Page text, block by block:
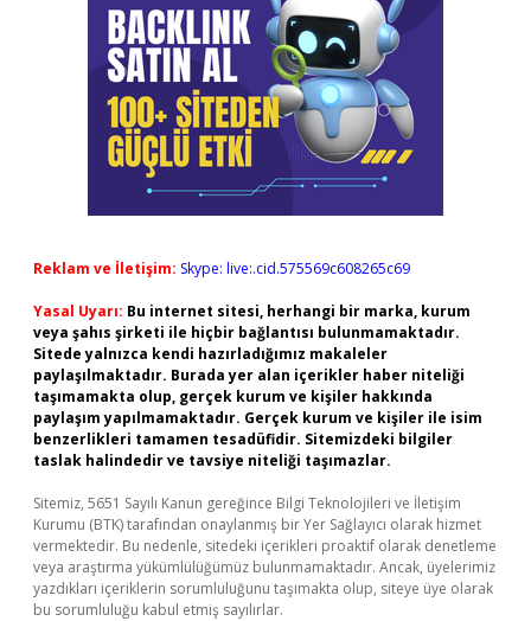
Reklam ve İletişim: Skype: live:.cid.575569c608265c69
Yasal Uyarı: Bu internet sitesi, herhangi bir marka, kurum
veya şahıs şirketi ile hiçbir bağlantısı bulunmamaktadır.
Sitede yalnızca kendi hazırladığımız makaleler
paylaşılmaktadır. Burada yer alan içerikler haber niteliği
taşımamakta olup, gerçek kurum ve kişiler hakkında
paylaşım yapılmamaktadır. Gerçek kurum ve kişiler ile isim
benzerlikleri tamamen tesadüfidir. Sitemizdeki bilgiler
taslak halindedir ve tavsiye niteliği taşımazlar.
Sitemiz, 5651 Sayılı Kanun gereğince Bilgi Teknolojileri ve İletişim
Kurumu (BTK) tarafından onaylanmış bir Yer Sağlayıcı olarak hizmet
vermektedir. Bu nedenle, sitedeki içerikleri proaktif olarak denetleme
veya araştırma yükümlülüğümüz bulunmamaktadır. Ancak, üyelerimiz
yazdıkları içeriklerin sorumluluğunu taşımakta olup, siteye üye olarak
bu sorumluluğu kabul etmiş sayılırlar.